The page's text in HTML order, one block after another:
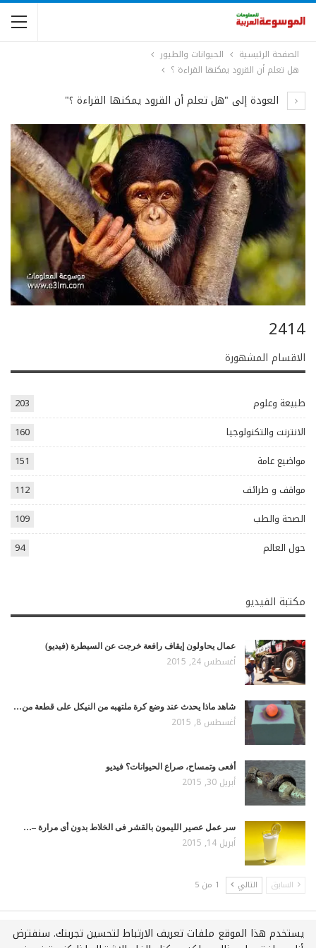
الصفحة الرئيسية
الحيوانات والطيور
هل تعلم أن القرود يمكنها القراءة ؟
العودة إلى "هل تعلم أن القرود يمكنها القراءة ؟"
2414
الاقسام المشهورة
طبيعة وعلوم
203
الانترنت والتكنولوجيا
160
مواضيع عامة
151
مواقف و طرائف
112
الصحة والطب
109
حول العالم
94
مكتبة الفيديو
عمال يحاولون إيقاف رافعة خرجت عن السيطرة (فيديو)
أغسطس 24, 2015
شاهد ماذا يحدث عند وضع كرة ملتهبه من النيكل على قطعة من…
أغسطس 8, 2015
أفعى وتمساح، صراع الحيوانات؟ فيديو
أبريل 30, 2015
سر عمل عصير الليمون بالقشر فى الخلاط بدون أى مرارة –…
أبريل 14, 2015
السابق التالي 1 من 5
جميع الحقوق محفوظة لـويكي عربي © 2021
يستخدم هذا الموقع ملفات تعريف الارتباط لتحسين تجربتك. سنفترض